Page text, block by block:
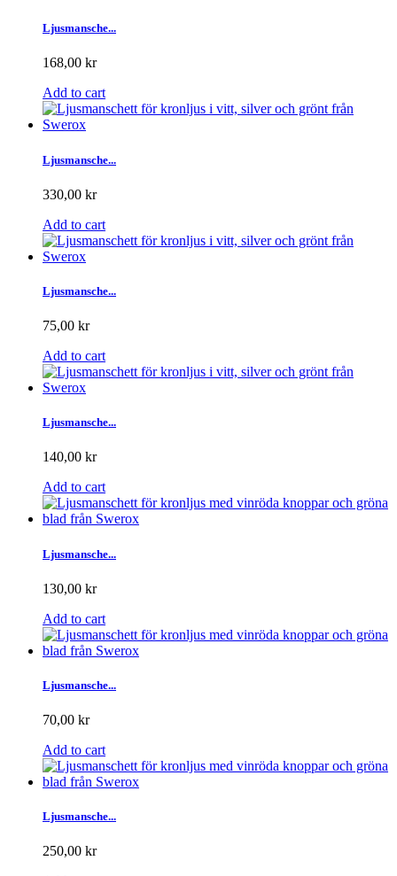
Ljusmansche...
168,00 kr
Add to cart
Ljusmansche...
330,00 kr
Add to cart
Ljusmansche...
75,00 kr
Add to cart
Ljusmansche...
140,00 kr
Add to cart
Ljusmansche...
130,00 kr
Add to cart
Ljusmansche...
70,00 kr
Add to cart
Ljusmansche...
250,00 kr